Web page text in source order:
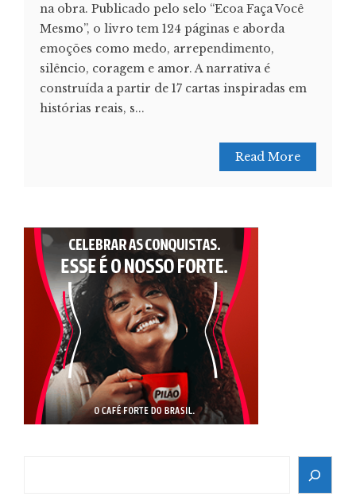
na obra. Publicado pelo selo “Ecoa Faça Você
Mesmo”, o livro tem 124 páginas e aborda
emoções como medo, arrependimento,
silêncio, coragem e amor. A narrativa é
construída a partir de 17 cartas inspiradas em
histórias reais, s...
Read More